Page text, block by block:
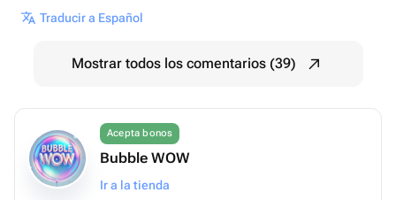
Traducir a Español
Mostrar todos los comentarios (39)
Acepta bonos
Bubble WOW
Ir a la tienda